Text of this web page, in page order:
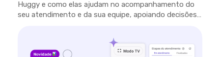
Huggy e como elas ajudam no acompanhamento do
seu atendimento e da sua equipe, apoiando decisões